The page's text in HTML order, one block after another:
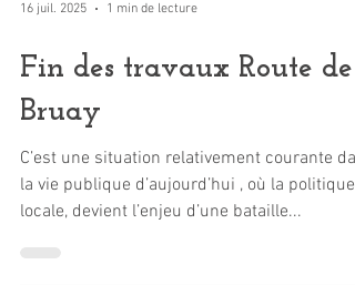
16 juil. 2025 1 min de lecture
Fin des travaux Route de
Bruay
C’est une situation relativement courante